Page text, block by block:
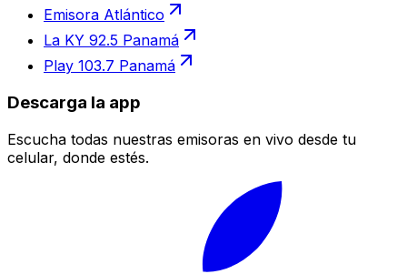
Emisora Atlántico
La KY 92.5 Panamá
Play 103.7 Panamá
Descarga la app
Escucha todas nuestras emisoras en vivo desde tu
celular, donde estés.